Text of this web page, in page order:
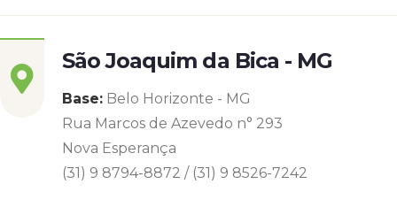
São Joaquim da Bica - MG
Base: Belo Horizonte - MG
Rua Marcos de Azevedo n° 293
Nova Esperança
(31) 9 8794-8872 / (31) 9 8526-7242